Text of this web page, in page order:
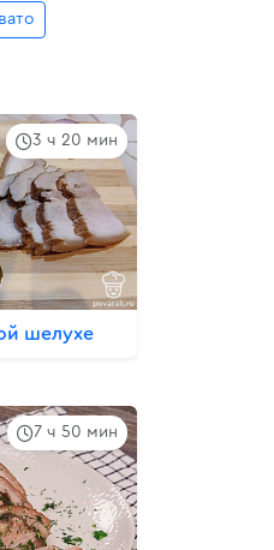
3 ч 20 мин
шелухе
7 ч 50 мин